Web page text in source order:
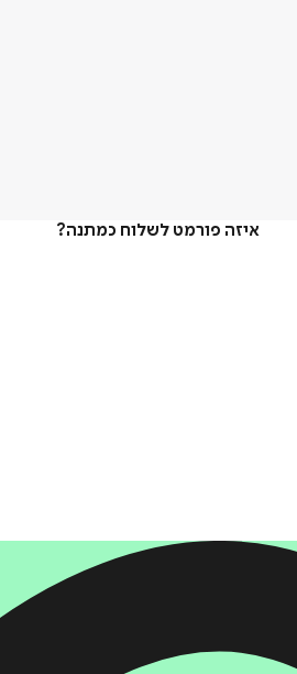
איזה פורמט לשלוח כמתנה?